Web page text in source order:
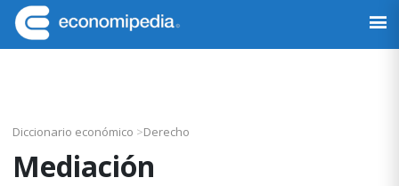
Saltar
a
la
Saltar
al
contenido
Saltar
a
la
Saltar
al
pie
Economipedia
Haciendo
Diccionario económico >Derecho
Mediación